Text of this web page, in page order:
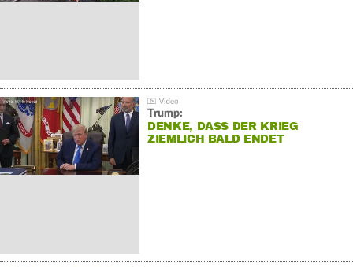
Trump:
DENKE, DASS DER KRIEG
ZIEMLICH BALD ENDET